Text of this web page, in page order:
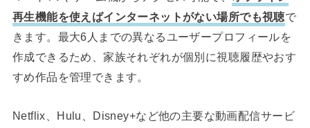
再生機能を使えばインターネットがない場所でも視聴で
きます。最大6人までの異なるユーザープロフィールを
作成できるため、家族それぞれが個別に視聴履歴やおす
すめ作品を管理できます。
Netflix、Hulu、Disney+など他の主要な動画配信サービ